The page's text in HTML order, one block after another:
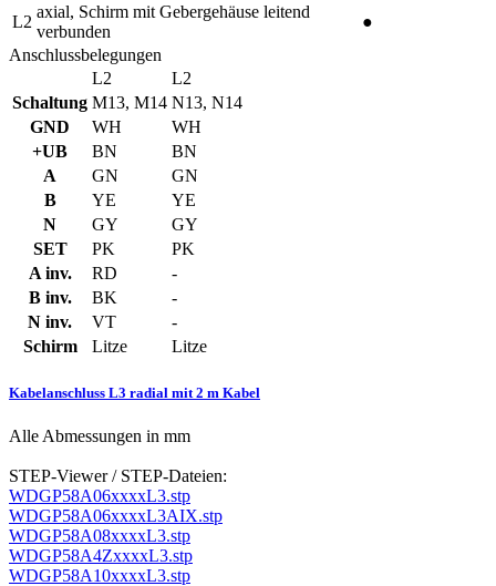
L2
axial, Schirm mit Gebergehäuse leitend
verbunden
●
Anschlussbelegungen
L2
L2
Schaltung M13, M14 N13, N14
GND
WH
WH
+UB
BN
BN
A
GN
GN
B
YE
YE
N
GY
GY
SET
PK
PK
A inv.
RD
-
B inv.
BK
-
N inv.
VT
-
Schirm
Litze Litze
Kabelanschluss L3 radial mit 2 m Kabel
Alle Abmessungen in mm
STEP-Viewer / STEP-Dateien:
WDGP58A06xxxxL3.stp
WDGP58A06xxxxL3AIX.stp
WDGP58A08xxxxL3.stp
WDGP58A4ZxxxxL3.stp
WDGP58A10xxxxL3.stp